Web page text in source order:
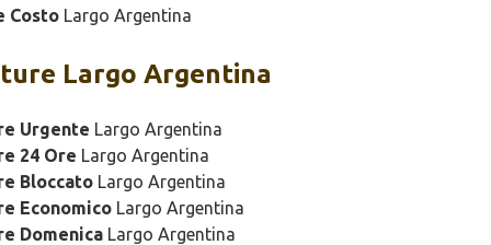
CostoLargo Argentina
Largo Argentina
Urgente Largo Argentina
24 Ore Largo Argentina
BloccatoLargo Argentina
EconomicoLargo Argentina
DomenicaLargo Argentina